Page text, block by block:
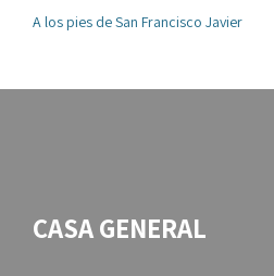
A los pies de San Francisco Javier
CASA GENERAL